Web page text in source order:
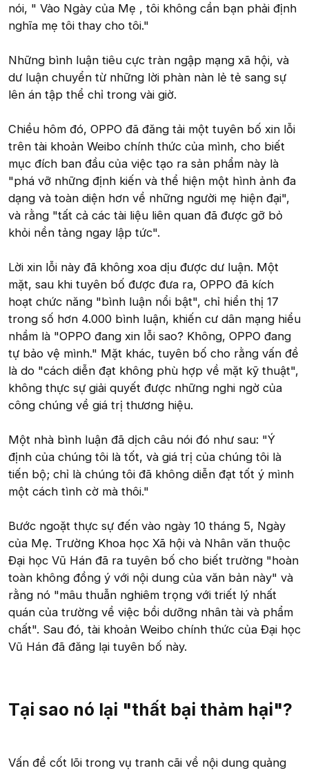
nói, " Vào Ngày của Mẹ , tôi không cần bạn phải định
nghĩa mẹ tôi thay cho tôi."
Những bình luận tiêu cực tràn ngập mạng xã hội, và
dư luận chuyển từ những lời phàn nàn lẻ tẻ sang sự
lên án tập thể chỉ trong vài giờ.
Chiều hôm đó, OPPO đã đăng tải một tuyên bố xin lỗi
trên tài khoản Weibo chính thức của mình, cho biết
mục đích ban đầu của việc tạo ra sản phẩm này là
"phá vỡ những định kiến và thể hiện một hình ảnh đa
dạng và toàn diện hơn về những người mẹ hiện đại",
và rằng "tất cả các tài liệu liên quan đã được gỡ bỏ
khỏi nền tảng ngay lập tức".
Lời xin lỗi này đã không xoa dịu được dư luận. Một
mặt, sau khi tuyên bố được đưa ra, OPPO đã kích
hoạt chức năng "bình luận nổi bật", chỉ hiển thị 17
trong số hơn 4.000 bình luận, khiến cư dân mạng hiểu
nhầm là "OPPO đang xin lỗi sao? Không, OPPO đang
tự bảo vệ mình." Mặt khác, tuyên bố cho rằng vấn đề
là do "cách diễn đạt không phù hợp về mặt kỹ thuật",
không thực sự giải quyết được những nghi ngờ của
công chúng về giá trị thương hiệu.
Một nhà bình luận đã dịch câu nói đó như sau: "Ý
định của chúng tôi là tốt, và giá trị của chúng tôi là
tiến bộ; chỉ là chúng tôi đã không diễn đạt tốt ý mình
một cách tình cờ mà thôi."
Bước ngoặt thực sự đến vào ngày 10 tháng 5, Ngày
của Mẹ. Trường Khoa học Xã hội và Nhân văn thuộc
Đại học Vũ Hán đã ra tuyên bố cho biết trường "hoàn
toàn không đồng ý với nội dung của văn bản này" và
rằng nó "mâu thuẫn nghiêm trọng với triết lý nhất
quán của trường về việc bồi dưỡng nhân tài và phẩm
chất". Sau đó, tài khoản Weibo chính thức của Đại học
Vũ Hán đã đăng lại tuyên bố này.
Tại sao nó lại "thất bại thảm hại"?
Vấn đề cốt lõi trong vụ tranh cãi về nội dung quảng